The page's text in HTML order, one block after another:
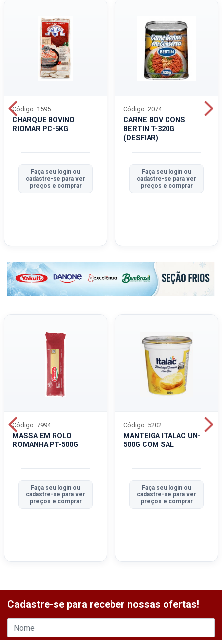
CHARQUE BOVINO
RIOMAR PC-5KG
Código: 1595
Faça seu login ou
cadastre-se para ver
preços e comprar
CARNE BOV CONS
BERTIN T-320G
(DESFIAR)
Código: 2074
Faça seu login ou
cadastre-se para ver
preços e comprar
MASSA EM ROLO
ROMANHA PT-500G
Código: 7994
Faça seu login ou
cadastre-se para ver
preços e comprar
MANTEIGA ITALAC UN-
500G COM SAL
Código: 5202
Faça seu login ou
cadastre-se para ver
preços e comprar
Cadastre-se para receber nossas ofertas!